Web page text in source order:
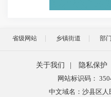
省级网站 乡镇街道 部
关于我们 隐私保护
网站标识码：
中文域名：沙县区人